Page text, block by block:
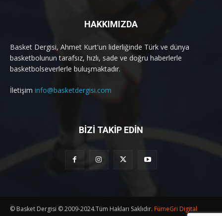
HAKKIMIZDA
Basket Dergisi, Ahmet Kurt'un liderliğinde Türk ve dünya
basketbolunun tarafsız, hızlı, sade ve doğru haberlerle
basketbolseverlerle buluşmaktadır.
İletişim info@basketdergisi.com
BİZİ TAKİP EDİN
© Basket Dergisi © 2009-2024.Tüm Hakları Saklıdır. FümeGri Digital